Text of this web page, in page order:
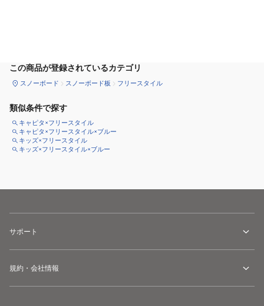
この商品が登録されているカテゴリ
スノーボード スノーボード板 フリースタイル
類似条件で探す
キャピタ×フリースタイル
キャピタ×フリースタイル×ブルー
キッズ×フリースタイル
キッズ×フリースタイル×ブルー
サポート
規約・会社情報